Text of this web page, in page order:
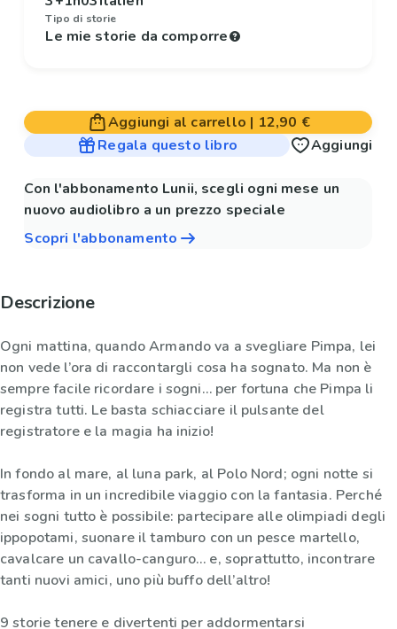
Tipo di storie
Le mie storie da comporre
Aggiungi al carrello | 12,90 €
Regala questo libro
Aggiungi
Con l'abbonamento Lunii, scegli ogni mese un
nuovo audiolibro a un prezzo speciale
Scopri l'abbonamento
Descrizione
Ogni mattina, quando Armando va a svegliare Pimpa, lei
non vede l’ora di raccontargli cosa ha sognato. Ma non è
sempre facile ricordare i sogni… per fortuna che Pimpa li
registra tutti. Le basta schiacciare il pulsante del
registratore e la magia ha inizio!
In fondo al mare, al luna park, al Polo Nord; ogni notte si
trasforma in un incredibile viaggio con la fantasia. Perché
nei sogni tutto è possibile: partecipare alle olimpiadi degli
ippopotami, suonare il tamburo con un pesce martello,
cavalcare un cavallo-canguro… e, soprattutto, incontrare
tanti nuovi amici, uno più buffo dell’altro!
9 storie tenere e divertenti per addormentarsi